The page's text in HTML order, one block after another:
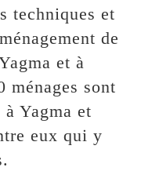
techniques et
de
et à
ménages sont
Yagma et
eux qui y